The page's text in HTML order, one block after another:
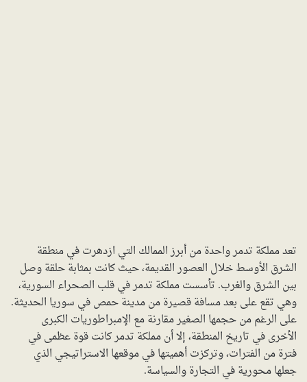
تعد مملكة تدمر واحدة من أبرز الممالك التي ازدهرت في منطقة
الشرق الأوسط خلال العصور القديمة، حيث كانت بمثابة حلقة وصل
بين الشرق والغرب. تأسست مملكة تدمر في قلب الصحراء السورية،
وهي تقع على بعد مسافة قصيرة من مدينة حمص في سوريا الحديثة.
على الرغم من حجمها الصغير مقارنة مع الإمبراطوريات الكبرى
الأخرى في تاريخ المنطقة، إلا أن مملكة تدمر كانت قوة عظمى في
فترة من الفترات، وتركزت أهميتها في موقعها الاستراتيجي الذي
جعلها محورية في التجارة والسياسة.